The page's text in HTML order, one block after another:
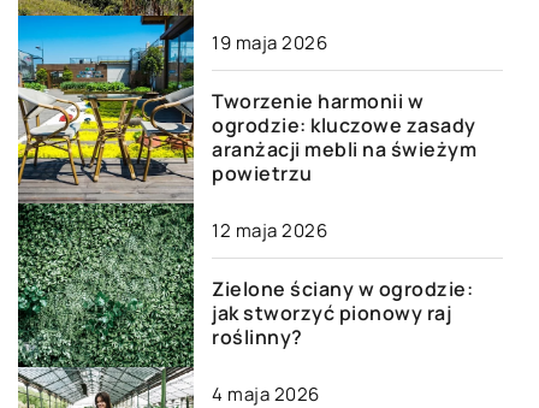
19 maja 2026
Tworzenie harmonii w
ogrodzie: kluczowe zasady
aranżacji mebli na świeżym
powietrzu
12 maja 2026
Zielone ściany w ogrodzie:
jak stworzyć pionowy raj
roślinny?
4 maja 2026